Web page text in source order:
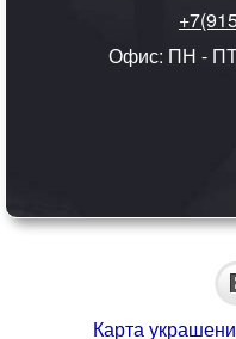
Офис: ПН - ПТ
Карта